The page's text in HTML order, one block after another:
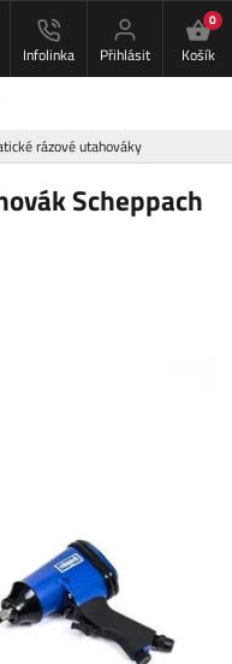
Infolinka Přihlásit
0
Košík
rázové utahováky
Scheppach